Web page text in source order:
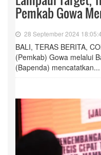
Pemkab Gowa
28 September 2024
BALI, TERAS BERITA,
(Pemkab) Gowa melalui
(Bapenda) mencatatkan...